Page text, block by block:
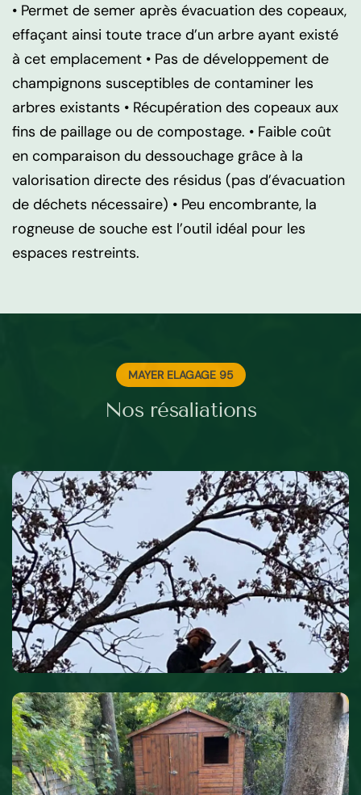
• Permet de semer après évacuation des copeaux,
effaçant ainsi toute trace d’un arbre ayant existé
à cet emplacement • Pas de développement de
champignons susceptibles de contaminer les
arbres existants • Récupération des copeaux aux
fins de paillage ou de compostage. • Faible coût
en comparaison du dessouchage grâce à la
valorisation directe des résidus (pas d’évacuation
de déchets nécessaire) • Peu encombrante, la
rogneuse de souche est l’outil idéal pour les
espaces restreints.
MAYER ELAGAGE 95
Nos résaliations